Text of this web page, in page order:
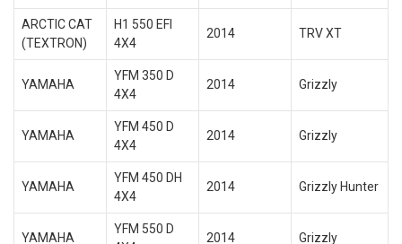
ARCTIC CAT
(TEXTRON)
H1 550 EFI
4X4
2014 TRV XT
YAMAHA
YFM 350 D
4X4
2014 Grizzly
YAMAHA
YFM 450 D
4X4
2014 Grizzly
YAMAHA
YFM 450 DH
4X4
2014 Grizzly Hunter
YAMAHA
YFM 550 D
2014 Grizzly